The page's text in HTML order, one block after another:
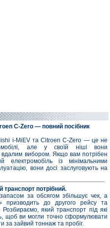
C-Zero — повний посібник
i-MiEV та Citroen C-Zero — це не
але у своїй ніші вони
вибором. Якщо вам потрібен
електромобіль із мінімальними
вони досі заслуговують на
потрібний.
за обсягом збільшує чек, а
призводить до другого рейсу та
Розбираємо, який транспорт під які
щоб ви могли точно сформулювати
за зайвий тоннаж та пробіг.